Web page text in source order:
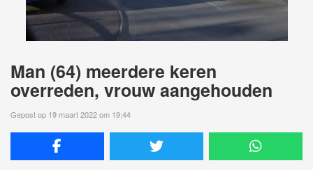
Man (64) meerdere keren
overreden, vrouw aangehouden
Gepost op 19 maart 2022 om 19:44